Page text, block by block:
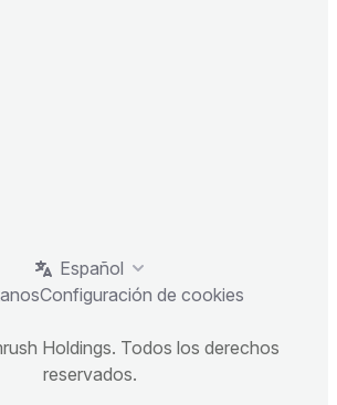
Español
Configuración de cookies
Holdings. Todos los derechos
reservados.